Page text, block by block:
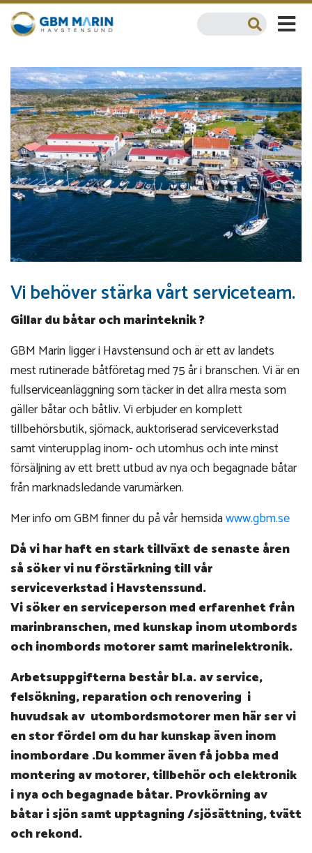
Vi behöver stärka vårt serviceteam.
Gillar du båtar och marinteknik ?
GBM Marin ligger i Havstensund och är ett av landets
mest rutinerade båtföretag med 75 år i branschen. Vi är en
fullserviceanläggning som täcker in det allra mesta som
gäller båtar och båtliv. Vi erbjuder en komplett
tillbehörsbutik, sjömack, auktoriserad serviceverkstad
samt vinterupplag inom- och utomhus och inte minst
försäljning av ett brett utbud av nya och begagnade båtar
från marknadsledande varumärken.
Mer info om GBM finner du på vår hemsidawww.gbm.se
Då vi har haft en stark tillväxt de senaste åren
så söker vi nu förstärkning till vår
serviceverkstad i Havstenssund.
Vi söker en serviceperson med erfarenhet från
marinbranschen, med kunskap inom utombords
och inombords motorer samt marinelektronik.
Arbetsuppgifterna består bl.a. av service,
felsökning, reparation och renovering i
huvudsak av utombordsmotorer men här ser vi
en stor fördel om du har kunskap även inom
inombordare .Du kommer även få jobba med
montering av motorer, tillbehör och elektronik
i nya och begagnade båtar. Provkörning av
båtar i sjön samt upptagning /sjösättning, tvätt
och rekond.